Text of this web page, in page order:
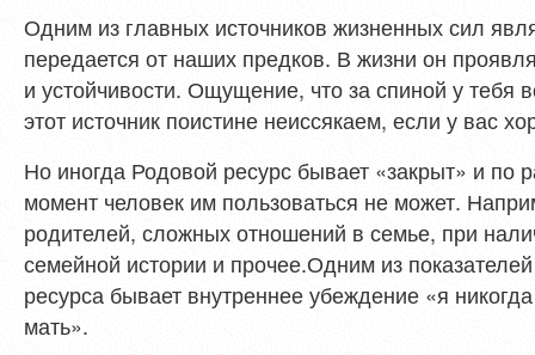
Одним из главных источников жизненных сил
передается от наших предков. В жизни он
и устойчивости. Ощущение, что за спиной у тебя
этот источник поистине неиссякаем, если у вас
Но иногда Родовой ресурс бывает «закрыт» и
момент человек им пользоваться не может.
родителей, сложных отношений в семье, при
семейной истории и прочее.Одним из
ресурса бывает внутреннее убеждение «я
мать».